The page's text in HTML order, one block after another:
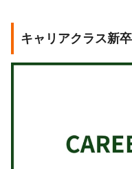
キャリアクラス新